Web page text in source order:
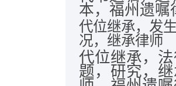
本，福州遗嘱
代位继承，发
况，继承律师
代位继承，法
题，研究，